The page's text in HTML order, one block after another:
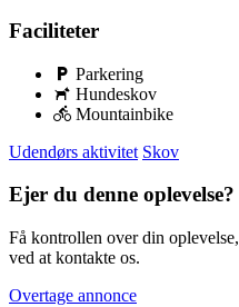
Faciliteter
Parkering
Hundeskov
Mountainbike
Udendørs aktivitet Skov
Ejer du denne oplevelse?
Få kontrollen over din oplevelse,
ved at kontakte os.
Overtage annonce